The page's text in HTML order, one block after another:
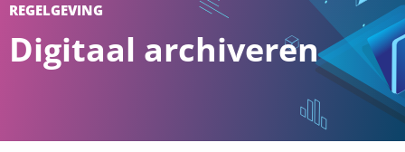
REGELGEVING
Digitaal archiveren